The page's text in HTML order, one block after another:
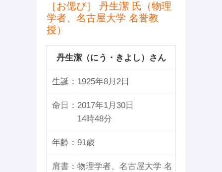
［お偲び］ 丹生潔 氏（物理
学者、名古屋大学 名誉教
授）
丹生潔（にう・きよし）さん
生誕： 1925年8月2日
命日： 2017年1月30日
14時48分
年齢： 91歳
肩書： 物理学者、名古屋大学 名